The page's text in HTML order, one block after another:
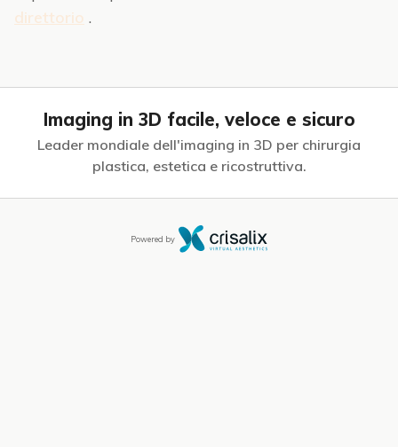
direttorio .
Imaging in 3D facile, veloce e sicuro
Leader mondiale dell'imaging in 3D per chirurgia
plastica, estetica e ricostruttiva.
Powered by